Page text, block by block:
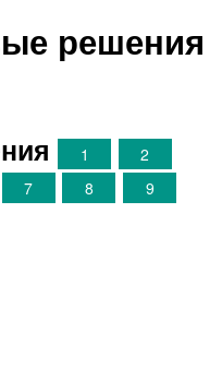
решения
1
2
7 8
9